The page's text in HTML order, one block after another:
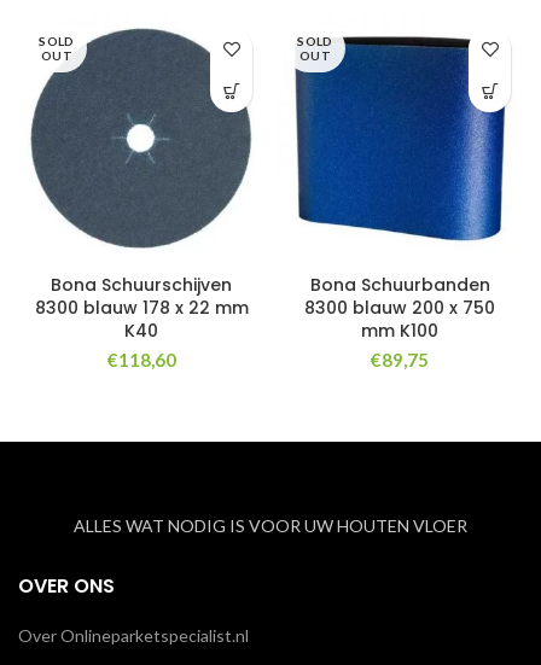
SOLD
OUT
Bona Schuurschijven
8300 blauw 178 x 22 mm
K40
€118,60
SOLD
OUT
Bona Schuurbanden
8300 blauw 200 x 750
mm K100
€89,75
ALLES WAT NODIG IS VOOR UW HOUTEN VLOER
OVER ONS
Over Onlineparketspecialist.nl